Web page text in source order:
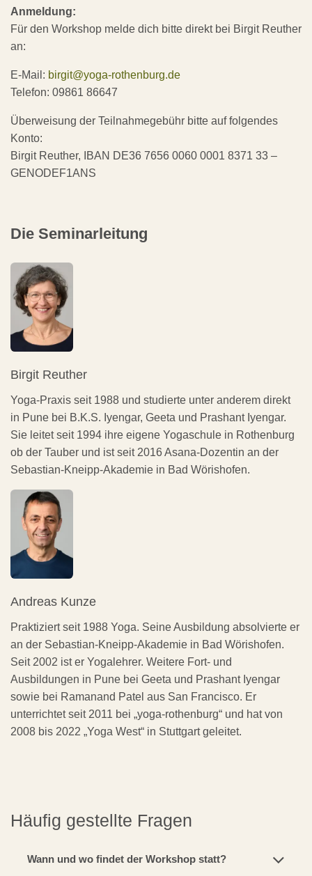
Anmeldung:
Für den Workshop melde dich bitte direkt bei Birgit Reuther
an:
E-Mail: birgit@yoga-rothenburg.de
Telefon: 09861 86647
Überweisung der Teilnahmegebühr bitte auf folgendes
Konto:
Birgit Reuther, IBAN DE36 7656 0060 0001 8371 33 –
GENODEF1ANS
Die Seminarleitung
Birgit Reuther
Yoga-Praxis seit 1988 und studierte unter anderem direkt
in Pune bei B.K.S. Iyengar, Geeta und Prashant Iyengar.
Sie leitet seit 1994 ihre eigene Yogaschule in Rothenburg
ob der Tauber und ist seit 2016 Asana-Dozentin an der
Sebastian-Kneipp-Akademie in Bad Wörishofen.
Andreas Kunze
Praktiziert seit 1988 Yoga. Seine Ausbildung absolvierte er
an der Sebastian-Kneipp-Akademie in Bad Wörishofen.
Seit 2002 ist er Yogalehrer. Weitere Fort- und
Ausbildungen in Pune bei Geeta und Prashant Iyengar
sowie bei Ramanand Patel aus San Francisco. Er
unterrichtet seit 2011 bei „yoga-rothenburg“ und hat von
2008 bis 2022 „Yoga West“ in Stuttgart geleitet.
Häufig gestellte Fragen
Wann und wo findet der Workshop statt?